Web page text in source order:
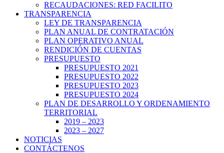
RECAUDACIONES: RED FACILITO
TRANSPARENCIA
LEY DE TRANSPARENCIA
PLAN ANUAL DE CONTRATACIÓN
PLAN OPERATIVO ANUAL
RENDICIÓN DE CUENTAS
PRESUPUESTO
PRESUPUESTO 2021
PRESUPUESTO 2022
PRESUPUESTO 2023
PRESUPUESTO 2024
PLAN DE DESARROLLO Y ORDENAMIENTO
TERRITORIAL
2019 – 2023
2023 – 2027
NOTICIAS
CONTÁCTENOS